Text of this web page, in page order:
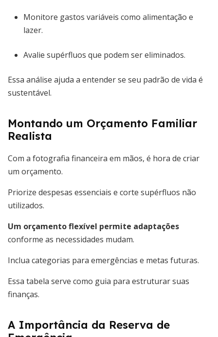
Monitore gastos variáveis como alimentação e
lazer.
Avalie supérfluos que podem ser eliminados.
Essa análise ajuda a entender se seu padrão de vida é
sustentável.
Montando um Orçamento Familiar
Realista
Com a fotografia financeira em mãos, é hora de criar
um orçamento.
Priorize despesas essenciais e corte supérfluos não
utilizados.
Um orçamento flexível permite adaptações
conforme as necessidades mudam.
Inclua categorias para emergências e metas futuras.
Essa tabela serve como guia para estruturar suas
finanças.
A Importância da Reserva de